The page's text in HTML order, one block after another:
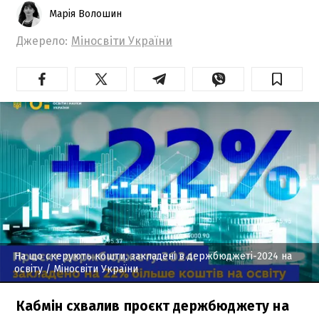
Марія Волошин
Джерело: Міносвіти України
На що скерують кошти, закладені в держбюджеті-2024 на
освіту/ Міносвіти України
Кабмін схвалив проєкт держбюджету на